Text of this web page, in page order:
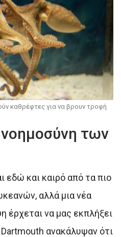
καθρέφτες για να βρουν τροφή
των
εδώ και καιρό από τα πιο
αλλά μια νέα
έρχεται να μας εκπλήξει
ανακάλυψαν ότι